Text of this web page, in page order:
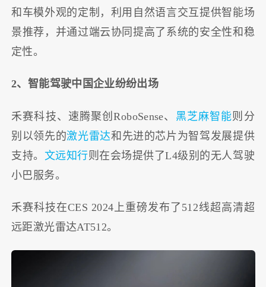
和车模外观的定制，利用自然语言交互提供智能场
景推荐，并通过端云协同提高了系统的安全性和稳
定性。
2、智能驾驶中国企业纷纷出场
禾赛科技、速腾聚创RoboSense、 黑芝麻智能则分
别以领先的激光雷达和先进的芯片为智驾发展提供
支持。 文远知行则在会场提供了L4级别的无人驾驶
小巴服务。
禾赛科技在CES 2024上重磅发布了512线超高清超
远距激光雷达AT512。